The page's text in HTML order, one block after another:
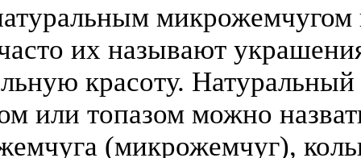
микрожемчугом
их называют
красоту.
или топазом можно
(микрожемчуг),